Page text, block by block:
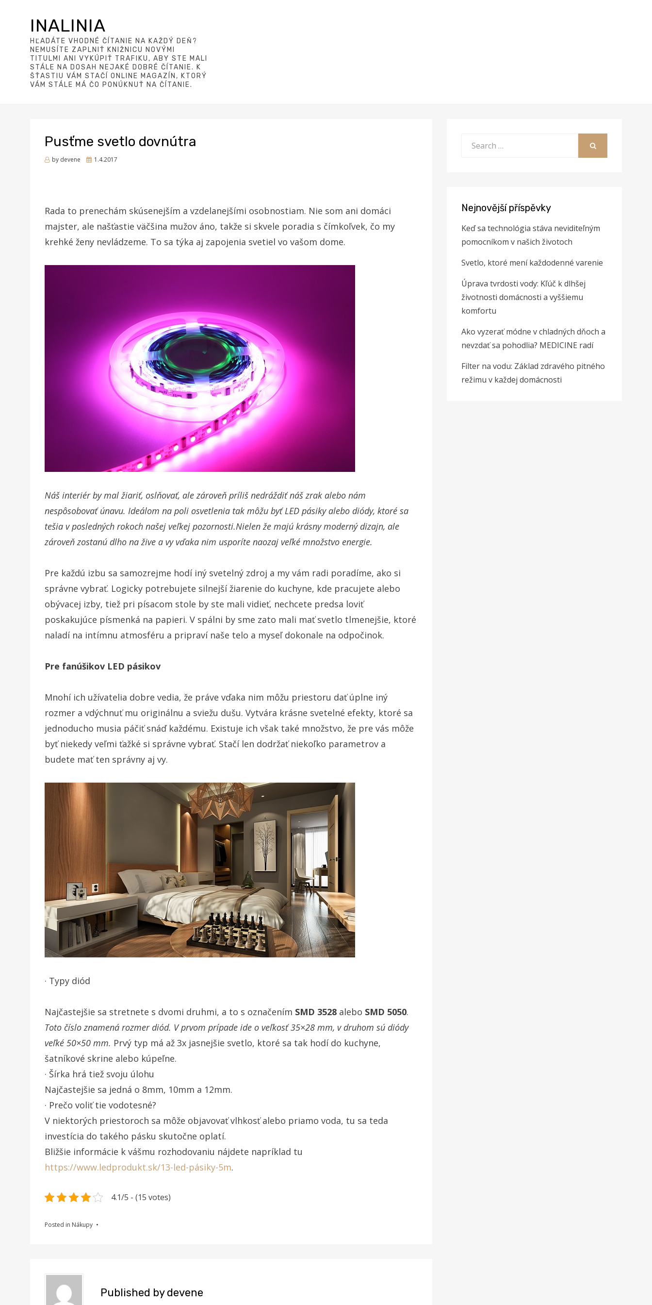
INALINIA
HĽADÁTE VHODNÉ ČÍTANIE NA KAŽDÝ DEŇ?
NEMUSÍTE ZAPLNIŤ KNIŽNICU NOVÝMI
TITULMI ANI VYKÚPIŤ TRAFIKU, ABY STE MALI
STÁLE NA DOSAH NEJAKÉ DOBRÉ ČÍTANIE. K
ŠŤASTIU VÁM STAČÍ ONLINE MAGAZÍN, KTORÝ
VÁM STÁLE MÁ ČO PONÚKNUŤ NA ČÍTANIE.
Pusťme svetlo dovnútra
by devene
Posted
1.4.2017
Rada to prenechám skúsenejším a vzdelanejšími osobnostiam. Nie som ani domáci
majster, ale našťastie väčšina mužov áno, takže si skvele poradia s čímkoľvek, čo my
krehké ženy nevládzeme. To sa týka aj zapojenia svetiel vo vašom dome.
Náš interiér by mal žiariť, oslňovať, ale zároveň príliš nedráždiť náš zrak alebo nám
nespôsobovať únavu. Ideálom na poli osvetlenia tak môžu byť LED pásiky alebo diódy, ktoré sa
tešia v posledných rokoch našej veľkej pozornosti.Nielen že majú krásny moderný dizajn, ale
zároveň zostanú dlho na žive a vy vďaka nim usporíte naozaj veľké množstvo energie.
Pre každú izbu sa samozrejme hodí iný svetelný zdroj a my vám radi poradíme, ako si
správne vybrať. Logicky potrebujete silnejší žiarenie do kuchyne, kde pracujete alebo
obývacej izby, tiež pri písacom stole by ste mali vidieť, nechcete predsa loviť
poskakujúce písmenká na papieri. V spálni by sme zato mali mať svetlo tlmenejšie, ktoré
naladí na intímnu atmosféru a pripraví naše telo a myseľ dokonale na odpočinok.
Pre fanúšikov LED pásikov
Mnohí ich užívatelia dobre vedia, že práve vďaka nim môžu priestoru dať úplne iný
rozmer a vdýchnuť mu originálnu a sviežu dušu. Vytvára krásne svetelné efekty, ktoré sa
jednoducho musia páčiť snáď každému. Existuje ich však také množstvo, že pre vás môže
byť niekedy veľmi ťažké si správne vybrať. Stačí len dodržať niekoľko parametrov a
budete mať ten správny aj vy.
· Typy diód
Najčastejšie sa stretnete s dvomi druhmi, a to s označením SMD 3528 alebo SMD 5050.
Toto číslo znamená rozmer diód. V prvom prípade ide o veľkosť 35×28 mm, v druhom sú diódy
veľké 50×50 mm. Prvý typ má až 3x jasnejšie svetlo, ktoré sa tak hodí do kuchyne,
šatníkové skrine alebo kúpeľne.
· Šírka hrá tiež svoju úlohu
Najčastejšie sa jedná o 8mm, 10mm a 12mm.
· Prečo voliť tie vodotesné?
V niektorých priestoroch sa môže objavovať vlhkosť alebo priamo voda, tu sa teda
investícia do takého pásku skutočne oplatí.
Bližšie informácie k vášmu rozhodovaniu nájdete napríklad tu
https://www.ledprodukt.sk/13-led-pásiky-5m.
4.1/5 - (15 votes)
Posted in Nákupy
Published bydevene
Nejnovější příspěvky
Keď sa technológia stáva neviditeľným
pomocníkom v našich životoch
Svetlo, ktoré mení každodenné varenie
Úprava tvrdosti vody: Kľúč k dlhšej
životnosti domácnosti a vyššiemu
komfortu
Ako vyzerať módne v chladných dňoch a
nevzdať sa pohodlia? MEDICINE radí
Filter na vodu: Základ zdravého pitného
režimu v každej domácnosti